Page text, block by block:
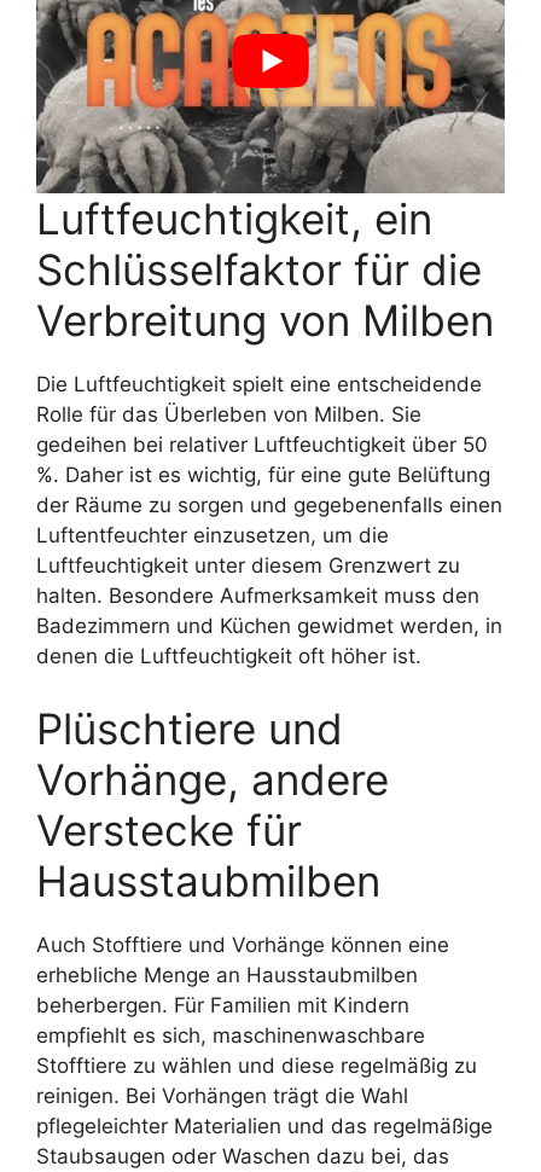
Luftfeuchtigkeit, ein
Schlüsselfaktor für die
Verbreitung von Milben
Die Luftfeuchtigkeit spielt eine entscheidende
Rolle für das Überleben von Milben. Sie
gedeihen bei relativer Luftfeuchtigkeit über 50
%. Daher ist es wichtig, für eine gute Belüftung
der Räume zu sorgen und gegebenenfalls einen
Luftentfeuchter einzusetzen, um die
Luftfeuchtigkeit unter diesem Grenzwert zu
halten. Besondere Aufmerksamkeit muss den
Badezimmern und Küchen gewidmet werden, in
denen die Luftfeuchtigkeit oft höher ist.
Plüschtiere und
Vorhänge, andere
Verstecke für
Hausstaubmilben
Auch Stofftiere und Vorhänge können eine
erhebliche Menge an Hausstaubmilben
beherbergen. Für Familien mit Kindern
empfiehlt es sich, maschinenwaschbare
Stofftiere zu wählen und diese regelmäßig zu
reinigen. Bei Vorhängen trägt die Wahl
pflegeleichter Materialien und das regelmäßige
Staubsaugen oder Waschen dazu bei, das